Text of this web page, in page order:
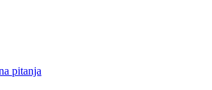
pitanja